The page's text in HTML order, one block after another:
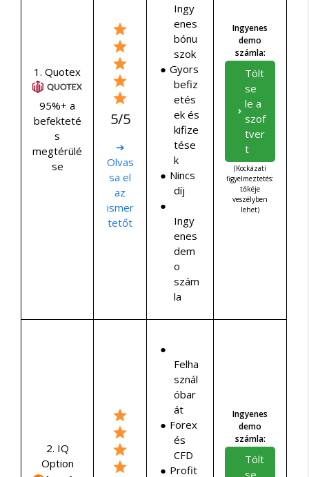
1. Quotex
95%+ a
befekteté
s
megtérülé
se
5/5
➔
Olvas
sa el
az
ismer
tetőt
Ingy
enes
bónu
szok
Gyors
befiz
etés
ek és
kifize
tése
k
Nincs
díj
Ingy
enes
dem
o
szám
la
Ingyenes
demo
számla:
Tölt
se
le a
szof
tver
t
(Kockázati
figyelmeztetés:
tőkéje
veszélyben
lehet)
2. IQ
Option
Felha
sznál
óbar
át
Forex
és
CFD
Profit
Ingyenes
demo
számla:
Tölt